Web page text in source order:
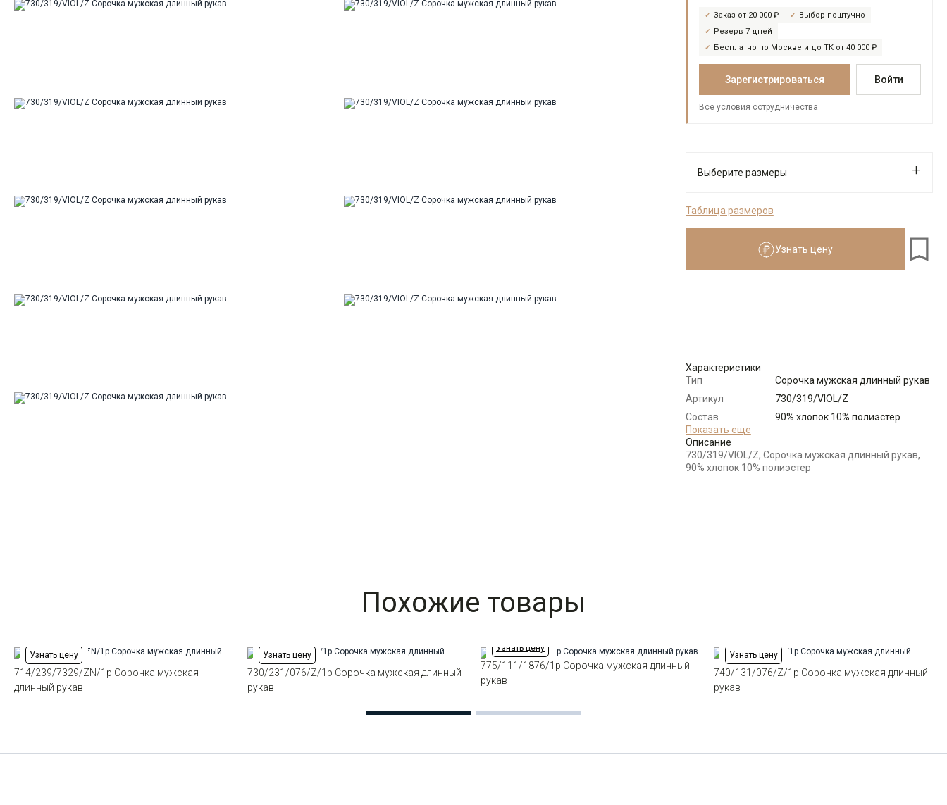
Заказ от 20 000 ₽
Выбор поштучно
Резерв 7 дней
Бесплатно по Москве и до ТК от 40 000 ₽
Зарегистрироваться Войти
Все условия сотрудничества
Выберите размеры
Выбрать размерный ряд
по 1 шт каждого доступного размера
Таблица размеров
Узнать цену
Характеристики
Тип
Сорочка мужская длинный рукав
Артикул
730/319/VIOL/Z
Состав
сырья
90% хлопок 10% полиэстер
Бренд
Модель
Зауженная
Показать еще
Описание
730/319/VIOL/Z, Сорочка мужская длинный рукав,
90% хлопок 10% полиэстер
Похожие товары
Узнать цену
714/239/7329/ZN/1p Сорочка мужская
длинный рукав
Узнать цену
730/231/076/Z/1p Сорочка мужская длинный
рукав
Узнать цену
775/111/1876/1p Сорочка мужская длинный
рукав
Узнать цену
740/131/076/Z/1p Сорочка мужская длинный
рукав